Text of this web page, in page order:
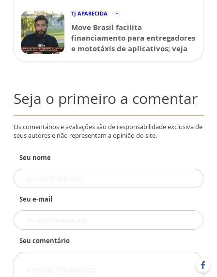
TJ APARECIDA
Move Brasil facilita
financiamento para entregadores
e mototáxis de aplicativos; veja
Seja o primeiro a comentar
Os comentários e avaliações são de responsabilidade exclusiva de
seus autores e não representam a opinião do site.
Seu nome
Seu e-mail
Seu comentário